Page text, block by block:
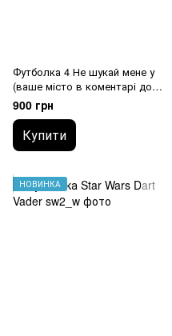
Футболка 4 Не шукай мене у
(ваше місто в коментарі до
замовлення)
900 грн
Купити
НОВИНКА